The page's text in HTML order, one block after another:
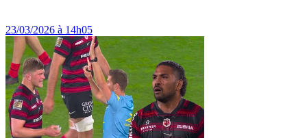
23/03/2026 à 14h05